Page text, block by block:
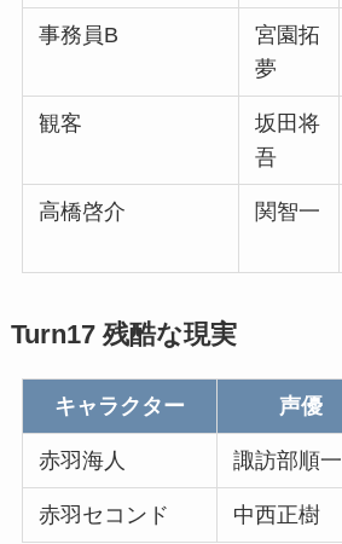
事務員B
宮園拓
夢
観客
坂田将
吾
高橋啓介 関智一
Turn17 残酷な現実
キャラクター 声優
赤羽海人 諏訪部順一
赤羽セコンド 中西正樹